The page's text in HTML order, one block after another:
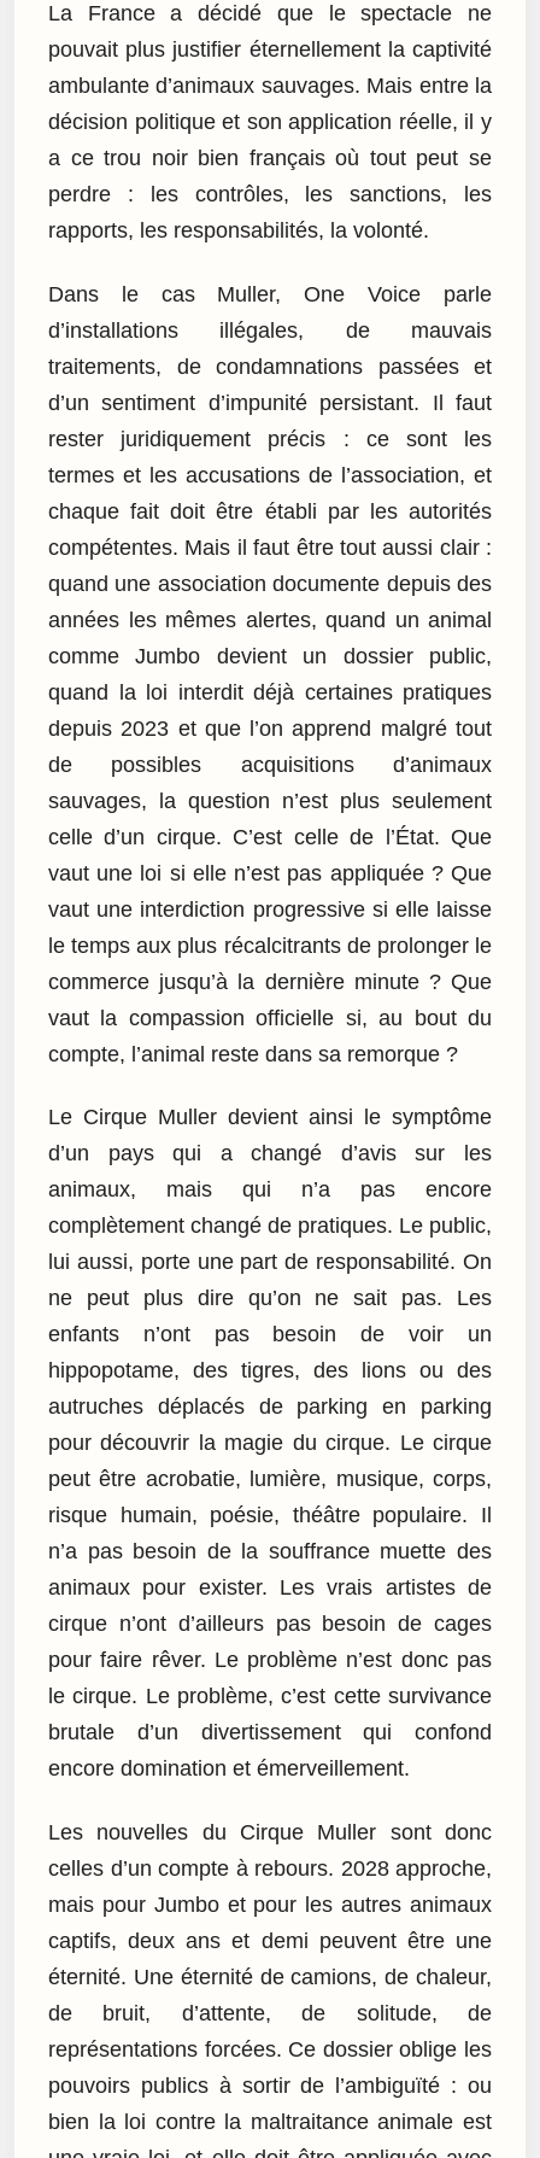
La France a décidé que le spectacle ne
pouvait plus justifier éternellement la captivité
ambulante d’animaux sauvages. Mais entre la
décision politique et son application réelle, il y
a ce trou noir bien français où tout peut se
perdre : les contrôles, les sanctions, les
rapports, les responsabilités, la volonté.
Dans le cas Muller, One Voice parle
d’installations illégales, de mauvais
traitements, de condamnations passées et
d’un sentiment d’impunité persistant. Il faut
rester juridiquement précis : ce sont les
termes et les accusations de l’association, et
chaque fait doit être établi par les autorités
compétentes. Mais il faut être tout aussi clair :
quand une association documente depuis des
années les mêmes alertes, quand un animal
comme Jumbo devient un dossier public,
quand la loi interdit déjà certaines pratiques
depuis 2023 et que l’on apprend malgré tout
de possibles acquisitions d’animaux
sauvages, la question n’est plus seulement
celle d’un cirque. C’est celle de l’État. Que
vaut une loi si elle n’est pas appliquée ? Que
vaut une interdiction progressive si elle laisse
le temps aux plus récalcitrants de prolonger le
commerce jusqu’à la dernière minute ? Que
vaut la compassion officielle si, au bout du
compte, l’animal reste dans sa remorque ?
Le Cirque Muller devient ainsi le symptôme
d’un pays qui a changé d’avis sur les
animaux, mais qui n’a pas encore
complètement changé de pratiques. Le public,
lui aussi, porte une part de responsabilité. On
ne peut plus dire qu’on ne sait pas. Les
enfants n’ont pas besoin de voir un
hippopotame, des tigres, des lions ou des
autruches déplacés de parking en parking
pour découvrir la magie du cirque. Le cirque
peut être acrobatie, lumière, musique, corps,
risque humain, poésie, théâtre populaire. Il
n’a pas besoin de la souffrance muette des
animaux pour exister. Les vrais artistes de
cirque n’ont d’ailleurs pas besoin de cages
pour faire rêver. Le problème n’est donc pas
le cirque. Le problème, c’est cette survivance
brutale d’un divertissement qui confond
encore domination et émerveillement.
Les nouvelles du Cirque Muller sont donc
celles d’un compte à rebours. 2028 approche,
mais pour Jumbo et pour les autres animaux
captifs, deux ans et demi peuvent être une
éternité. Une éternité de camions, de chaleur,
de bruit, d’attente, de solitude, de
représentations forcées. Ce dossier oblige les
pouvoirs publics à sortir de l’ambiguïté : ou
bien la loi contre la maltraitance animale est